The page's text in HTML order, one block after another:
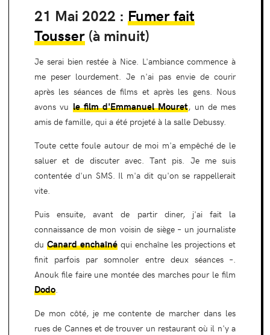
21 Mai 2022 : Fumer fait
Tousser (à minuit)
Je serai bien restée à Nice. L'ambiance commence à
me peser lourdement. Je n'ai pas envie de courir
après les séances de films et après les gens. Nous
avons vu le film d'Emmanuel Mouret, un de mes
amis de famille, qui a été projeté à la salle Debussy.
Toute cette foule autour de moi m'a empêché de le
saluer et de discuter avec. Tant pis. Je me suis
contentée d'un SMS. Il m'a dit qu'on se rappellerait
vite.
Puis ensuite, avant de partir diner, j'ai fait la
connaissance de mon voisin de siège – un journaliste
du Canard enchaîné qui enchaîne les projections et
finit parfois par somnoler entre deux séances –.
Anouk file faire une montée des marches pour le film
Dodo.
De mon côté, je me contente de marcher dans les
rues de Cannes et de trouver un restaurant où il n'y a